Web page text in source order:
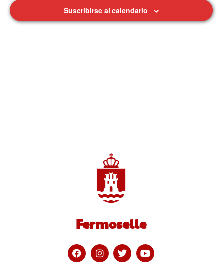
de
Suscribirse al calendario
Fermoselle